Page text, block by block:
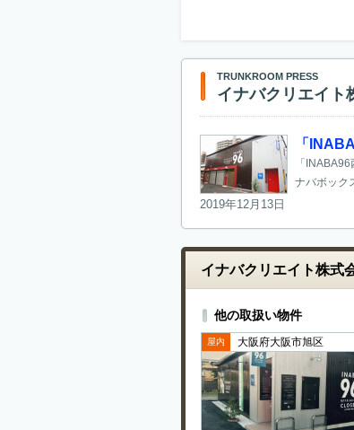
TRUNKROOM PRESS
イナバクリエイト
「
「
ナバボック
2019年12月13日
イナバクリエイト株式
他の取扱い物件
屋内 大阪府大阪市旭区